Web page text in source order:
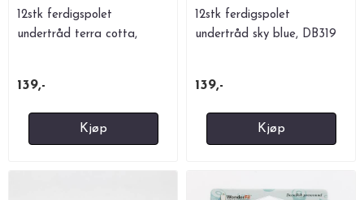
12stk ferdigspolet
undertråd terra cotta,
139,-
Kjøp
12stk ferdigspolet
undertråd sky blue, DB319
139,-
Kjøp